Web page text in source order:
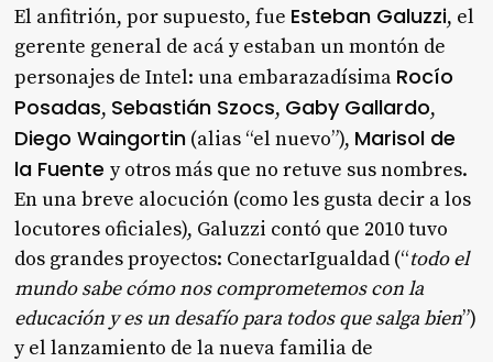
El anfitrión, por supuesto, fue Esteban Galuzzi, el
gerente general de acá y estaban un montón de
personajes de Intel: una embarazadísima Rocío
Posadas, Sebastián Szocs, Gaby Gallardo,
Diego Waingortin (alias “el nuevo”), Marisol de
la Fuentey otros más que no retuve sus nombres.
En una breve alocución (como les gusta decir a los
locutores oficiales), Galuzzi contó que 2010 tuvo
dos grandes proyectos: ConectarIgualdad (“todo el
mundo sabe cómo nos comprometemos con la
educación y es un desafío para todos que salga bien”)
y el lanzamiento de la nueva familia de